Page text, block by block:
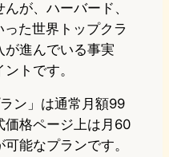
が、ハーバード、
た世界トップクラ
が進んでいる事実
トです。
ン」は通常月額99
価格ページ上は月60
能なプランです。